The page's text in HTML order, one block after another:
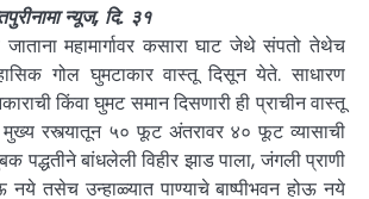
न्यूज, दि. ३१
महामार्गावर कसारा घाट जेथे संपतो तेथेच
गोल घुमटाकार वास्तू दिसून येते. साधारण
किंवा घुमट समान दिसणारी ही प्राचीन वास्तू
रस्त्यातून ५० फूट अंतरावर ४० फूट व्यासाची
पद्धतीने बांधलेली विहीर झाड पाला, जंगली प्राणी
नये तसेच उन्हाळ्यात पाण्याचे बाष्पीभवन होऊ नये